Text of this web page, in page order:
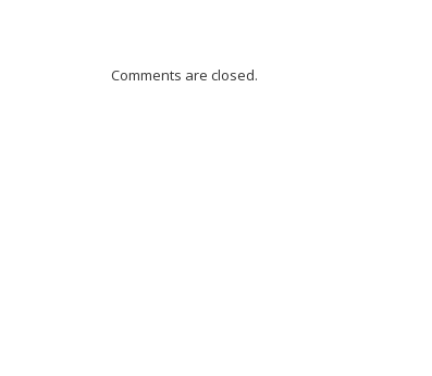
Comments are closed.